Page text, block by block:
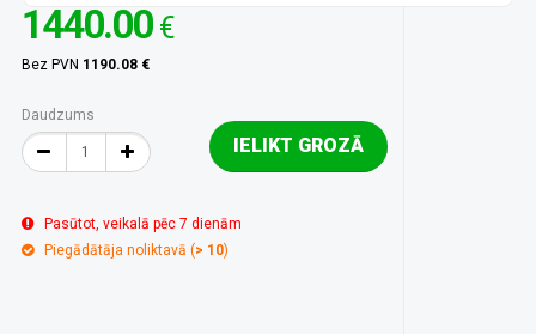
1440.00 €
Bez PVN 1190.08 €
Daudzums
IELIKT GROZĀ
Pasūtot, veikalā pēc 7 dienām
Piegādātāja noliktavā (> 10)